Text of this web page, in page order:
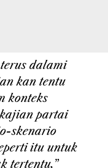
dalami
kan tentu
konteks
kajian partai
skenario
itu untuk
tertentu,”